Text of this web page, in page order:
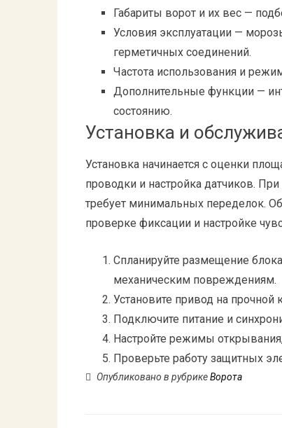
Габариты ворот и их вес —
Условия эксплуатации —
герметичных соединений.
Частота использования и
Дополнительные функции —
состоянию.
Установка и
Установка начинается с оценки
проводки и настройка датчиков.
требует минимальных переделок.
проверке фиксации и настройке
Спланируйте размещение
механическим повреждениям.
Установите привод на прочной
Подключите питание и
Настройте режимы
Проверьте работу защитных
Опубликовано в рубрикеВорота